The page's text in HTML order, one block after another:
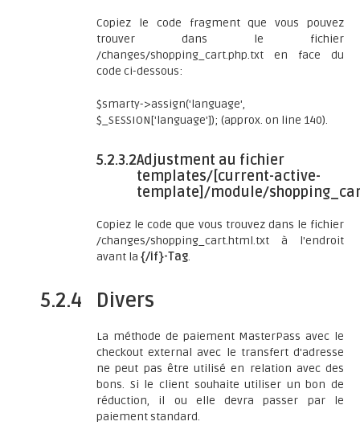
Copiez le code fragment que vous pouvez
trouver dans le fichier
/changes/shopping_cart.php.txt en face du
code ci-dessous:
$smarty->assign('language',
$_SESSION['language']); (approx. on line 140).
5.2.3.2Adjustment au fichier
templates/[current-active-
template]/module/
Copiez le code que vous trouvez dans le fichier
/changes/shopping_cart.html.txt à l'endroit
avant la {/if}-Tag.
5.2.4 Divers
La méthode de paiement MasterPass avec le
checkout external avec le transfert d'adresse
ne peut pas être utilisé en relation avec des
bons. Si le client souhaite utiliser un bon de
réduction, il ou elle devra passer par le
paiement standard.